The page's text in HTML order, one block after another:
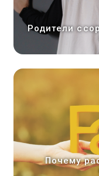
Родители
Почему